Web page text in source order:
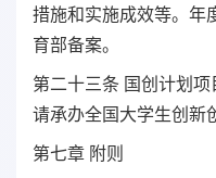
措施和实施成效等。年
育部备案。
第二十三条 国创计划
请承办全国大学生创新
第七章 附则